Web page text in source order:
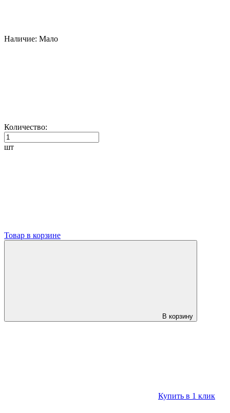
Наличие: Мало
Количество:
шт
Товар в корзине
В корзину
Купить в 1 клик